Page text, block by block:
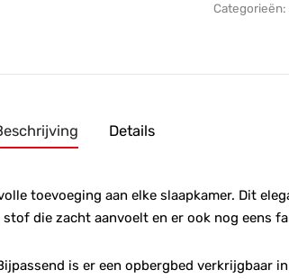
Categorieën:
Details
toevoeging aan elke slaapkamer. Dit
die zacht aanvoelt en er ook nog eens
is er een opbergbed verkrijgbaar in